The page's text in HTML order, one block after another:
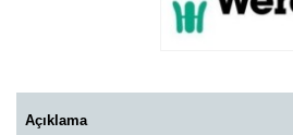
Açıklama